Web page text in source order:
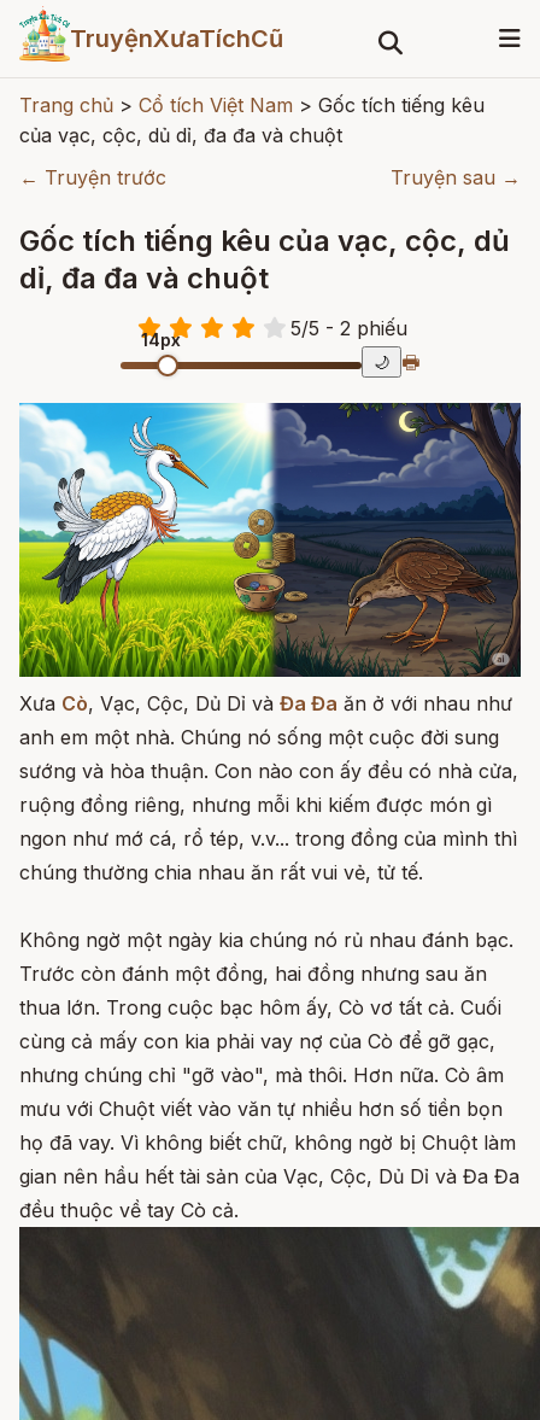
TruyệnXưaTíchCũ
Trang chủ > Cổ tích Việt Nam > Gốc tích tiếng kêu
của vạc, cộc, dủ dỉ, đa đa và chuột
← Truyện trước
Truyện sau →
Gốc tích tiếng kêu của vạc, cộc, dủ
dỉ, đa đa và chuột
5/5 - 2phiếu
14px
🌙 🖶
Xưa Cò, Vạc, Cộc, Dủ Dỉ và Đa Đa ăn ở với nhau như
anh em một nhà. Chúng nó sống một cuộc đời sung
sướng và hòa thuận. Con nào con ấy đều có nhà cửa,
ruộng đồng riêng, nhưng mỗi khi kiếm được món gì
ngon như mớ cá, rổ tép, v.v... trong đồng của mình thì
chúng thường chia nhau ăn rất vui vẻ, tử tế.
Không ngờ một ngày kia chúng nó rủ nhau đánh bạc.
Trước còn đánh một đồng, hai đồng nhưng sau ăn
thua lớn. Trong cuộc bạc hôm ấy, Cò vơ tất cả. Cuối
cùng cả mấy con kia phải vay nợ của Cò để gỡ gạc,
nhưng chúng chỉ "gỡ vào", mà thôi. Hơn nữa. Cò âm
mưu với Chuột viết vào văn tự nhiều hơn số tiền bọn
họ đã vay. Vì không biết chữ, không ngờ bị Chuột làm
gian nên hầu hết tài sản của Vạc, Cộc, Dủ Dỉ và Đa Đa
đều thuộc về tay Cò cả.